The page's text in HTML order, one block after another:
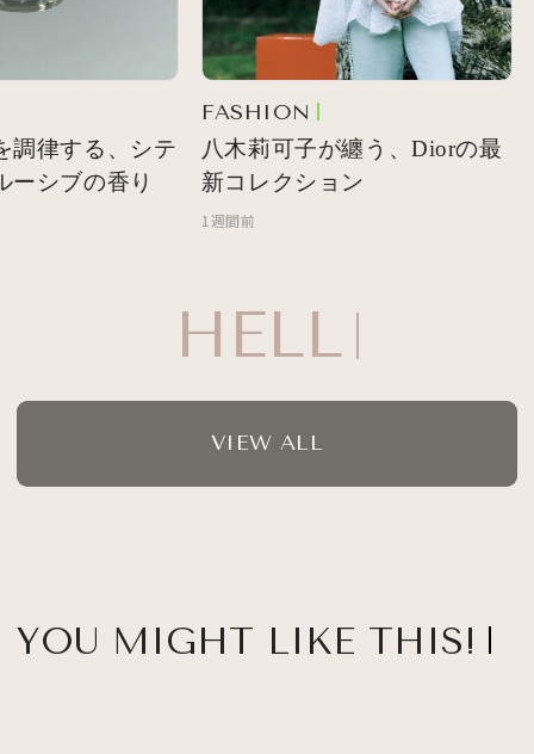
S
律する、シテ
シブの香り
FASHION
八木莉可子が纏う、Diorの最
新コレクション
1週間前
VIEW ALL
YOU MIGHT LIKE THIS!